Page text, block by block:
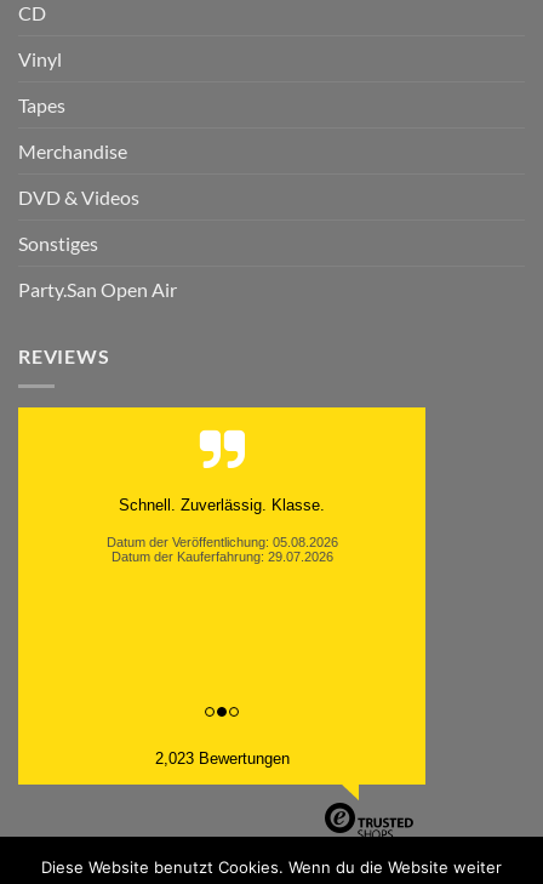
CD
Vinyl
Tapes
Merchandise
DVD & Videos
Sonstiges
Party.San Open Air
REVIEWS
Schnell. Zuverlässig. Klasse.
Datum der Veröffentlichung: 05.08.2026
Datum der Kauferfahrung: 29.07.2026
2,023 Bewertungen
Diese Website benutzt Cookies. Wenn du die Website weiter